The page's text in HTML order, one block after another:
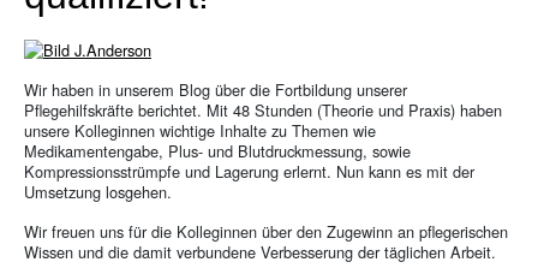
Wir haben in unserem Blog über die Fortbildung unserer
Pflegehilfskräfte berichtet. Mit 48 Stunden (Theorie und Praxis) haben
unsere Kolleginnen wichtige Inhalte zu Themen wie
Medikamentengabe, Plus- und Blutdruckmessung, sowie
Kompressionsstrümpfe und Lagerung erlernt. Nun kann es mit der
Umsetzung losgehen.
Wir freuen uns für die Kolleginnen über den Zugewinn an pflegerischen
Wissen und die damit verbundene Verbesserung der täglichen Arbeit.